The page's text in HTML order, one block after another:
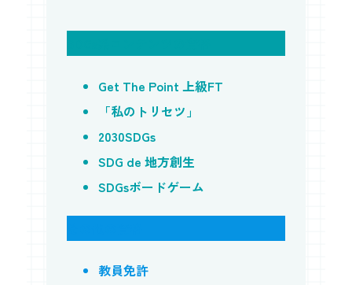
Get The Point 上級FT
「私のトリセツ」
2030SDGs
SDG de 地方創生
SDGsボードゲーム
教員免許